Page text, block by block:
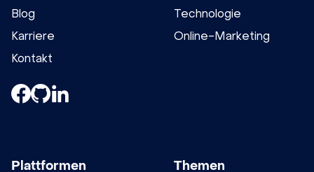
Blog
Karriere
Kontakt
Technologie
Online-Marketing
Plattformen Themen